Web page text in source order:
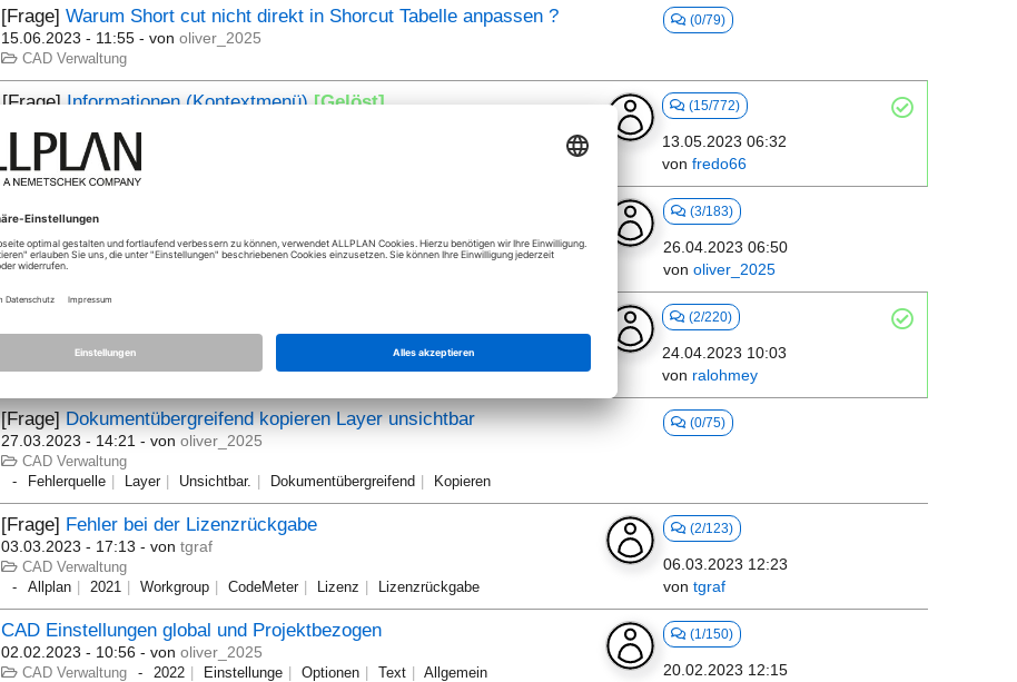
[Frage]Warum Short cut nicht direkt in Shorcut Tabelle anpassen ?
15.06.2023 - 11:55 - vonoliver_2025
CAD Verwaltung
(0/79)
[Frage] Informationen (Kontextmenü)[Gelöst]
CAD Verwaltung
(15/772)
13.05.2023 06:32
von fredo66
07.12.2021 - 08:14
CAD Verwaltung 2019 Speichern Verdichten BWS Undon
(3/183)
26.04.2023 06:50
von oliver_2025
24.04.2023 - 08:57- vonralohmey
CAD Verwaltung
(2/220)
24.04.2023 10:03
von ralohmey
[Frage]Dokumentübergreifend kopieren Layer unsichtbar
27.03.2023 - 14:21 - vonoliver_2025
CAD Verwaltung
Fehlerquelle
Layer Unsichtbar. Dokumentübergreifend Kopieren
(0/75)
[Frage] Fehler bei der Lizenzrückgabe
03.03.2023 - 17:13 - vontgraf
CAD Verwaltung
Allplan
2021 Workgroup CodeMeter Lizenz Lizenzrückgabe
(2/123)
06.03.2023 12:23
von tgraf
CAD Einstellungen global und Projektbezogen
02.02.2023 - 10:56 - vonoliver_2025
CAD Verwaltung 2022 Einstellunge Optionen Text Allgemein
(1/150)
20.02.2023 12:15